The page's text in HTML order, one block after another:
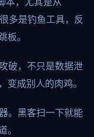
多是钓鱼工具，反
板。
破，不只是数据泄
变成别人的肉鸡。
。黑客扫一下就能
。